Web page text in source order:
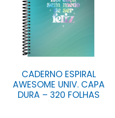
CADERNO ESPIRAL
AWESOME UNIV. CAPA
DURA – 320 FOLHAS